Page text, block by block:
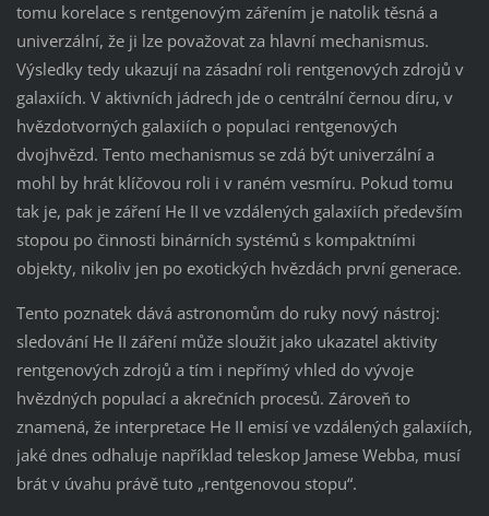
tomu korelace s rentgenovým zářením je natolik těsná a
univerzální, že ji lze považovat za hlavní mechanismus.
Výsledky tedy ukazují na zásadní roli rentgenových zdrojů v
galaxiích. V aktivních jádrech jde o centrální černou díru, v
hvězdotvorných galaxiích o populaci rentgenových
dvojhvězd. Tento mechanismus se zdá být univerzální a
mohl by hrát klíčovou roli i v raném vesmíru. Pokud tomu
tak je, pak je záření He II ve vzdálených galaxiích především
stopou po činnosti binárních systémů s kompaktními
objekty, nikoliv jen po exotických hvězdách první generace.
Tento poznatek dává astronomům do ruky nový nástroj:
sledování He II záření může sloužit jako ukazatel aktivity
rentgenových zdrojů a tím i nepřímý vhled do vývoje
hvězdných populací a akrečních procesů. Zároveň to
znamená, že interpretace He II emisí ve vzdálených galaxiích,
jaké dnes odhaluje například teleskop Jamese Webba, musí
brát v úvahu právě tuto „rentgenovou stopu“.